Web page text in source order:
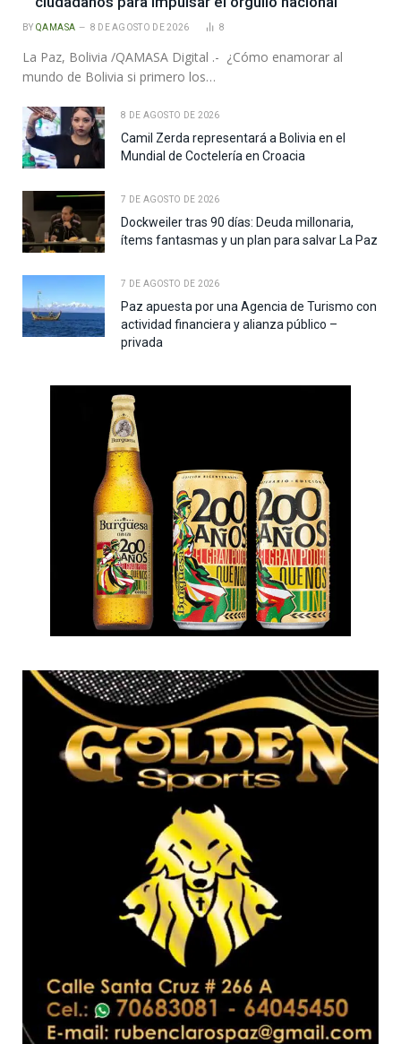
BY QAMASA 8 DE AGOSTO DE 2026 8
La Paz, Bolivia /QAMASA Digital .- ¿Cómo enamorar al
mundo de Bolivia si primero los…
8 DE AGOSTO DE 2026
Camil Zerda representará a Bolivia en el
Mundial de Coctelería en Croacia
7 DE AGOSTO DE 2026
Dockweiler tras 90 días: Deuda millonaria,
ítems fantasmas y un plan para salvar La Paz
7 DE AGOSTO DE 2026
Paz apuesta por una Agencia de Turismo con
actividad financiera y alianza público –
privada